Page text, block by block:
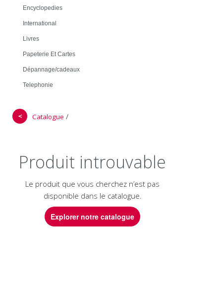
Encyclopedies
International
Livres
Papeterie Et Cartes
Dépannage/cadeaux
Telephonie
＜ Catalogue /
Produit introuvable
Le produit que vous cherchez n’est pas
disponible dans le catalogue.
Explorer notre catalogue